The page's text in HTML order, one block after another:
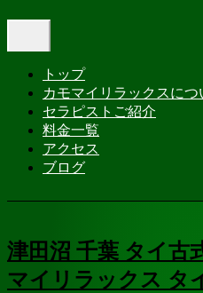
navigation
トップ
カモマイリラックスにつ
セラピストご紹介
料金一覧
アクセス
ブログ
Home - 津田沼タイ古式マッサ
津田沼 千葉 タイ古
マイリラックス タ